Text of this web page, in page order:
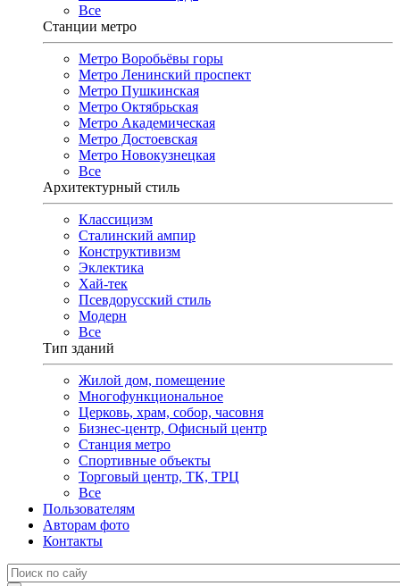
Все
Станции метро
Метро Воробьёвы горы
Метро Ленинский проспект
Метро Пушкинская
Метро Октябрьская
Метро Академическая
Метро Достоевская
Метро Новокузнецкая
Все
Архитектурный стиль
Классицизм
Сталинский ампир
Конструктивизм
Эклектика
Хай-тек
Псевдорусский стиль
Модерн
Все
Тип зданий
Жилой дом, помещение
Многофункциональное
Церковь, храм, собор, часовня
Бизнес-центр, Офисный центр
Станция метро
Спортивные объекты
Торговый центр, ТК, ТРЦ
Все
Пользователям
Авторам фото
Контакты